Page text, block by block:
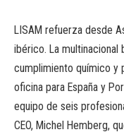
LISAM refuerza desde
ibérico. La
cumplimiento químico y
oficina para España y
equipo de seis
CEO, Michel Hemberg,